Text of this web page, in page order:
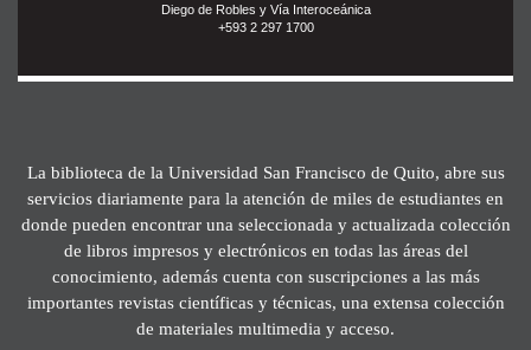
Diego de Robles y Vía Interoceánica
+593 2 297 1700
La biblioteca de la Universidad San Francisco de Quito, abre sus
servicios diariamente para la atención de miles de estudiantes en
donde pueden encontrar una seleccionada y actualizada colección
de libros impresos y electrónicos en todas las áreas del
conocimiento, además cuenta con suscripciones a las más
importantes revistas científicas y técnicas, una extensa colección
de materiales multimedia y acceso.